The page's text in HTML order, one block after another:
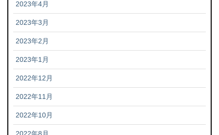
2023年4月
2023年3月
2023年2月
2023年1月
2022年12月
2022年11月
2022年10月